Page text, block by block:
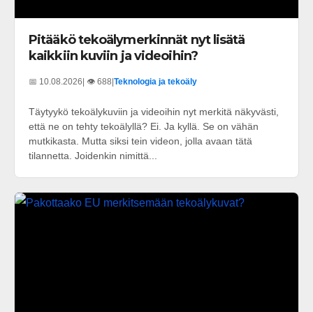
Pitääkö tekoälymerkinnät nyt lisätä
kaikkiin kuviin ja videoihin?
📅 10.08.2026| 👁️ 688|Teknologia ja tekoäly
Täytyykö tekoälykuviin ja videoihin nyt merkitä näkyvästi,
että ne on tehty tekoälyllä? Ei. Ja kyllä. Se on vähän
mutkikasta. Mutta siksi tein videon, jolla avaan tätä
tilannetta. Joidenkin nimittä...